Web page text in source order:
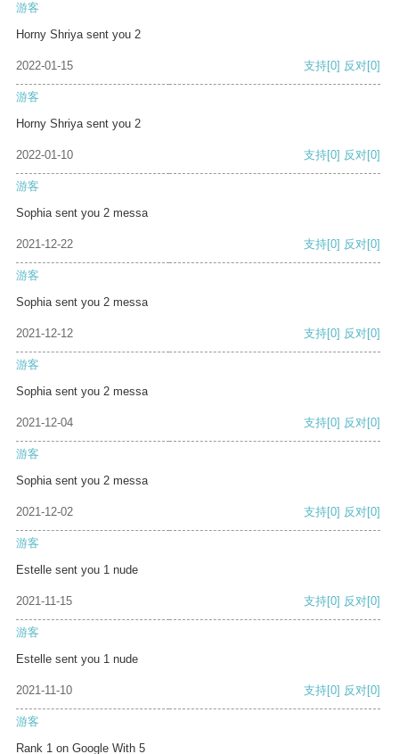
游客
Horny Shriya sent you 2
2022-01-15 支持[0] 反对[0]
游客
Horny Shriya sent you 2
2022-01-10 支持[0] 反对[0]
游客
Sophia sent you 2 messa
2021-12-22 支持[0] 反对[0]
游客
Sophia sent you 2 messa
2021-12-12 支持[0] 反对[0]
游客
Sophia sent you 2 messa
2021-12-04 支持[0] 反对[0]
游客
Sophia sent you 2 messa
2021-12-02 支持[0] 反对[0]
游客
Estelle sent you 1 nude
2021-11-15 支持[0] 反对[0]
游客
Estelle sent you 1 nude
2021-11-10 支持[0] 反对[0]
游客
Rank 1 on Google With 5